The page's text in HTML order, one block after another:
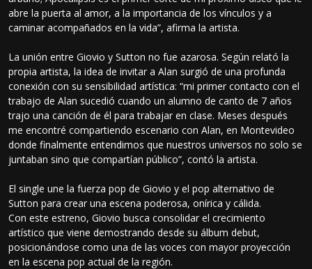
abre la puerta al amor, a la importancia de los vínculos y a
caminar acompañados en la vida”, afirma la artista.
La unión entre Giovio y Sutton no fue azarosa. Según relató la
propia artista, la idea de invitar a Alan surgió de una profunda
conexión con su sensibilidad artística: “mi primer contacto con el
trabajo de Alan sucedió cuando un alumno de canto de 7 años
trajo una canción de él para trabajar en clase. Meses después
me encontré compartiendo escenario con Alan, en Montevideo
donde finalmente entendimos que nuestros universos no solo se
juntaban sino que compartían público”, contó la artista.
El single une la fuerza pop de Giovio y el pop alternativo de
Sutton para crear una escena poderosa, onírica y cálida.
Con este estreno, Giovio busca consolidar el crecimiento
artístico que viene demostrando desde su álbum debut,
posicionándose como una de las voces con mayor proyección
en la escena pop actual de la región.